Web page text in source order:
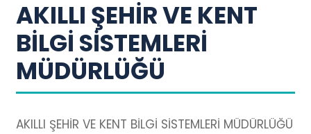
AKILLI ŞEHİR VE KENT
BİLGİ SİSTEMLERİ
MÜDÜRLÜĞÜ
AKILLI ŞEHİR VE KENT BİLGİ SİSTEMLERİ MÜDÜRLÜĞÜ